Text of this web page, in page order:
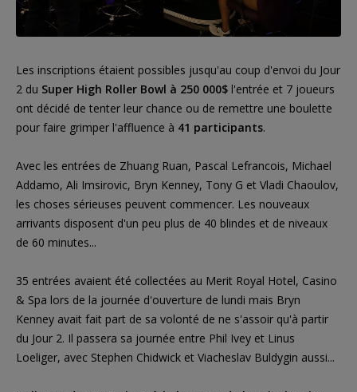
Les inscriptions étaient possibles jusqu'au coup d'envoi du Jour
2 du Super High Roller Bowl à 250 000$ l'entrée et 7 joueurs
ont décidé de tenter leur chance ou de remettre une boulette
pour faire grimper l'affluence à 41 participants.
Avec les entrées de Zhuang Ruan, Pascal Lefrancois, Michael
Addamo, Ali Imsirovic, Bryn Kenney, Tony G et Vladi Chaoulov,
les choses sérieuses peuvent commencer. Les nouveaux
arrivants disposent d'un peu plus de 40 blindes et de niveaux
de 60 minutes...
35 entrées avaient été collectées au Merit Royal Hotel, Casino
& Spa lors de la journée d'ouverture de lundi mais Bryn
Kenney avait fait part de sa volonté de ne s'assoir qu'à partir
du Jour 2. Il passera sa journée entre Phil Ivey et Linus
Loeliger, avec Stephen Chidwick et Viacheslav Buldygin aussi...